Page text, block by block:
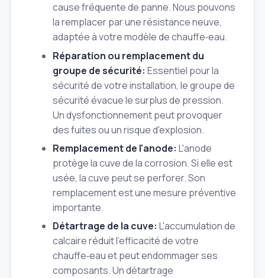
cause fréquente de panne. Nous pouvons
la remplacer par une résistance neuve,
adaptée à votre modèle de chauffe‑eau.
Réparation ou remplacement du
groupe de sécurité: Essentiel pour la
sécurité de votre installation, le groupe de
sécurité évacue le surplus de pression.
Un dysfonctionnement peut provoquer
des fuites ou un risque d'explosion.
Remplacement de l'anode: L'anode
protège la cuve de la corrosion. Si elle est
usée, la cuve peut se perforer. Son
remplacement est une mesure préventive
importante.
Détartrage de la cuve: L'accumulation de
calcaire réduit l'efficacité de votre
chauffe‑eau et peut endommager ses
composants. Un détartrage